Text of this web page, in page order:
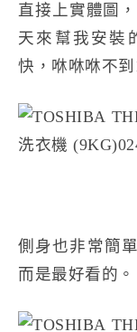
直接上實體圖
天來幫我安裝
快，咻咻咻不
側身也非常簡
而是最好看的。